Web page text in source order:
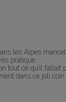
les Alpes
pratique.
tout ce qu’il fallait
dans ce joli coin .